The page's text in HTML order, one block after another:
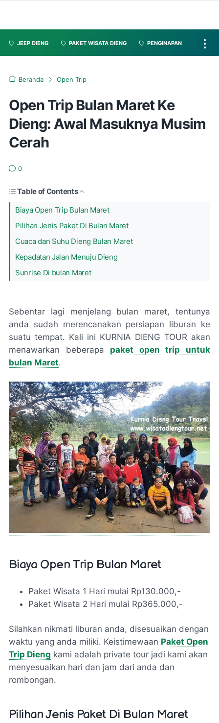
JEEP DIENG PAKET WISATA DIENG PENGINAPAN
Beranda Open Trip
Open Trip Bulan Maret Ke
Dieng: Awal Masuknya Musim
Cerah
0
Table of Contents
Biaya Open Trip Bulan Maret
Pilihan Jenis Paket Di Bulan Maret
Cuaca dan Suhu Dieng Bulan Maret
Kepadatan Jalan Menuju Dieng
Sunrise Di bulan Maret
Sebentar lagi menjelang bulan maret, tentunya
anda sudah merencanakan persiapan liburan ke
suatu tempat. Kali ini KURNIA DIENG TOUR akan
menawarkan beberapa paket open trip untuk
bulan Maret.
Biaya Open Trip Bulan Maret
Paket Wisata 1 Hari mulai Rp130.000,-
Paket Wisata 2 Hari mulai Rp365.000,-
Silahkan nikmati liburan anda, disesuaikan dengan
waktu yang anda miliki. Keistimewaan Paket Open
Trip Dieng kami adalah private tour jadi kami akan
menyesuaikan hari dan jam dari anda dan
rombongan.
Pilihan Jenis Paket Di Bulan Maret